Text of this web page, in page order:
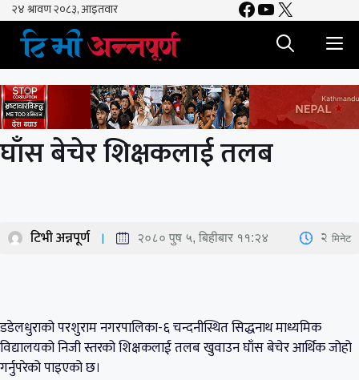
Skip
content
Facebook
YouTube
X
घाँस बेचेर शिक्षकलाई तलब
टिभी अन्नपूर्ण २०८० पुष ५, बिहीबार ११:२४ 2 मिनेट
डडेलधुराको परशुराम नगरपालिका-६ चन्दनीस्थित सिद्धनाथ माध्यमिक
विद्यालयको निजी स्तरको शिक्षकलाई तलब खुवाउन घाँस बेचेर आर्थिक जोहो
गर्नुपरेको पाइएको छ।